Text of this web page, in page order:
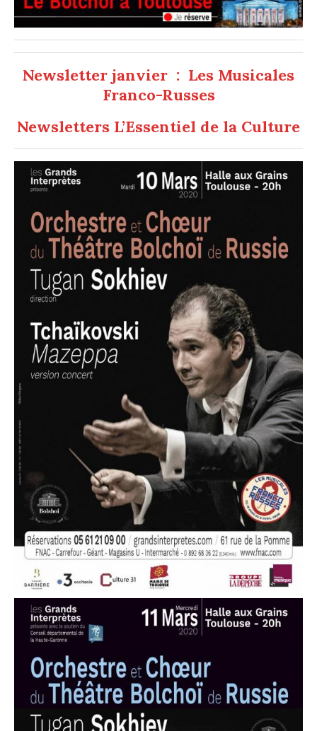
Newsletter janvier : Les Musicales
Franco-Russes
Newsletters L’Essentiel de la Culture